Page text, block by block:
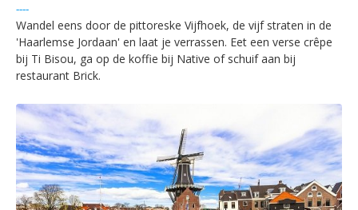
----
Wandel eens door de pittoreske Vijfhoek, de vijf straten in de
'Haarlemse Jordaan' en laat je verrassen. Eet een verse crêpe
bij Ti Bisou, ga op de koffie bij Native of schuif aan bij
restaurant Brick.